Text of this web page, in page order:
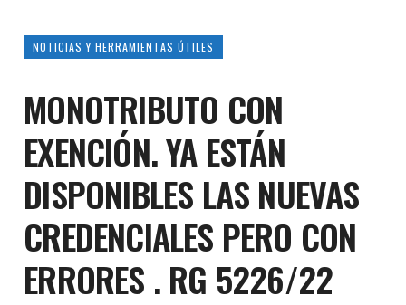
NOTICIAS Y HERRAMIENTAS ÚTILES
MONOTRIBUTO CON
EXENCIÓN. YA ESTÁN
DISPONIBLES LAS NUEVAS
CREDENCIALES PERO CON
ERRORES . RG 5226/22